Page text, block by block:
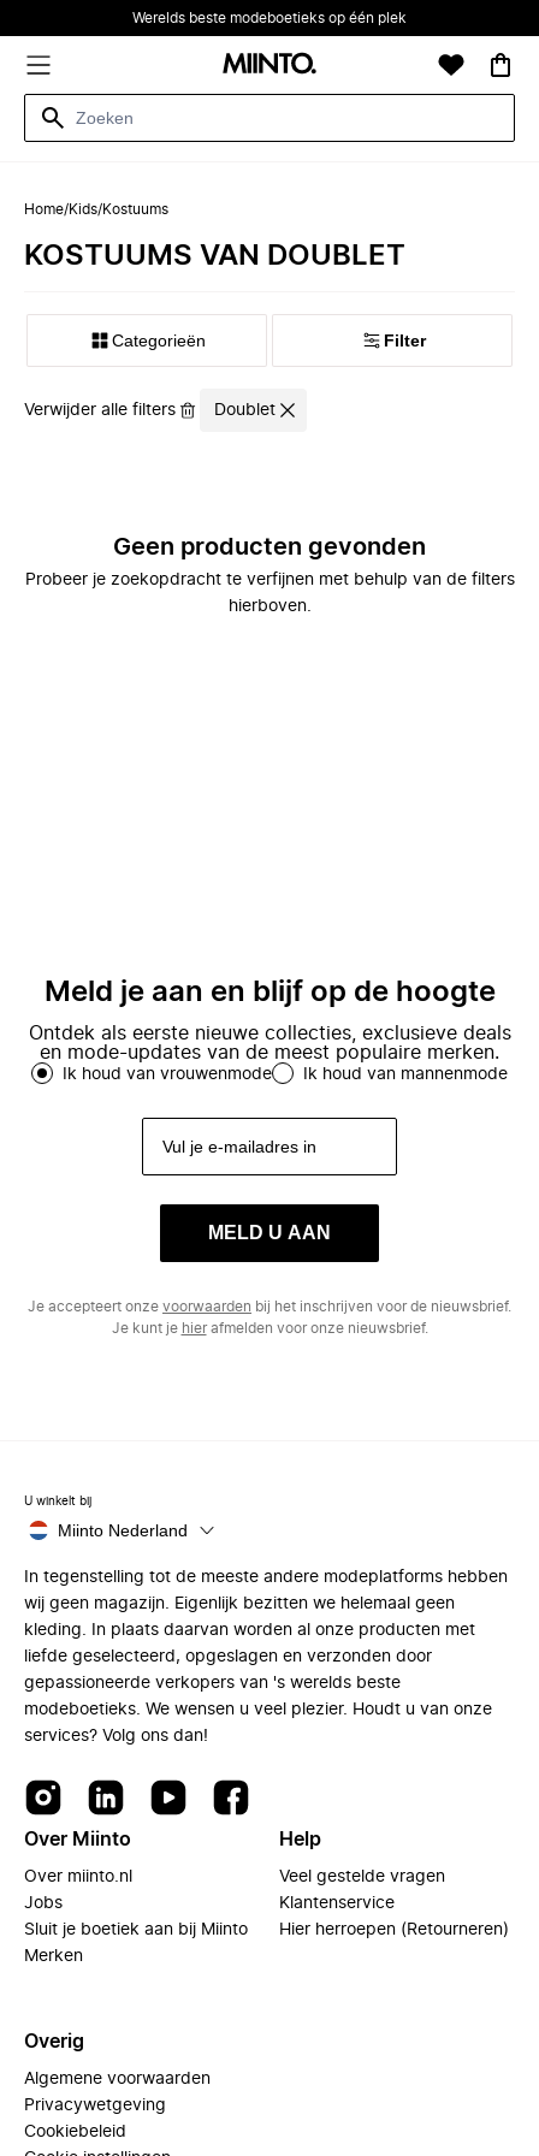
Werelds beste modeboetieks op één plek
Home/Kids/Kostuums
KOSTUUMS VAN DOUBLET
Categorieën Filter
Verwijder alle filters Doublet
Geen producten gevonden
Probeer je zoekopdracht te verfijnen met behulp van de filters
hierboven.
Meld je aan en blijf op de hoogte
Ontdek als eerste nieuwe collecties, exclusieve deals
en mode-updates van de meest populaire merken.
Ik houd van vrouwenmode Ik houd van mannenmode
MELD U AAN
Je accepteert onze voorwaarden bij het inschrijven voor de nieuwsbrief.
Je kunt je hierafmelden voor onze nieuwsbrief.
U winkelt bij
Miinto Nederland
In tegenstelling tot de meeste andere modeplatforms hebben
wij geen magazijn. Eigenlijk bezitten we helemaal geen
kleding. In plaats daarvan worden al onze producten met
liefde geselecteerd, opgeslagen en verzonden door
gepassioneerde verkopers van 's werelds beste
modeboetieks. We wensen u veel plezier. Houdt u van onze
services? Volg ons dan!
Over Miinto
Over miinto.nl
Jobs
Sluit je boetiek aan bij Miinto
Merken
Help
Veel gestelde vragen
Klantenservice
Hier herroepen (Retourneren)
Overig
Algemene voorwaarden
Privacywetgeving
Cookiebeleid